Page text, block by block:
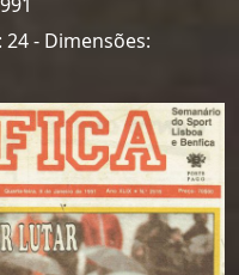
24 - Dimensões: